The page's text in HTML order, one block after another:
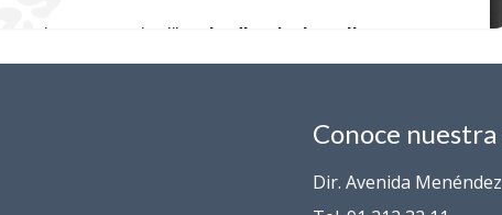
Conoce
Dir. Avenida